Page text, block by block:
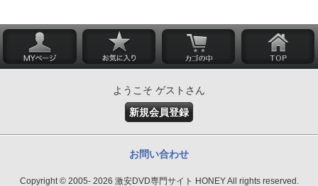
ようこそ ゲストさん
新規会員登録
お問い合わせ
Copyright © 2005- 2026 激安DVD専門サイト HONEY All rights reserved.